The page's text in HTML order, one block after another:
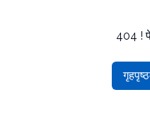
404 !